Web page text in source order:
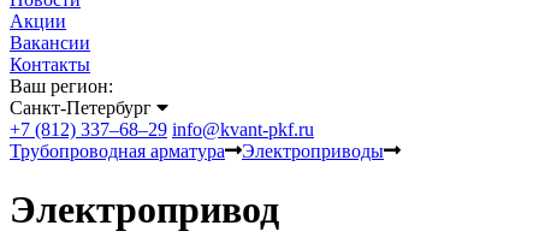
Акции
Вакансии
Контакты
Ваш регион:
Санкт-Петербург
+7 (812) 337–68–29 info@kvant-pkf.ru
Трубопроводная арматура
Электроприводы
Электропривод